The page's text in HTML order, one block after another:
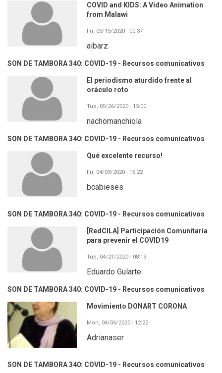
COVID and KIDS: A Video Animation
from Malawi
Fri, 05/15/2020 - 00:37
aibarz
SON DE TAMBORA 340: COVID-19 - Recursos comunicativos
El periodismo aturdido frente al
oráculo roto
Tue, 05/26/2020 - 15:00
nachomanchiola
SON DE TAMBORA 340: COVID-19 - Recursos comunicativos
Qué excelente recurso!
Fri, 04/03/2020 - 16:22
bcabieses
SON DE TAMBORA 340: COVID-19 - Recursos comunicativos
[RedCILA] Participación Comunitaria
para prevenir el COVID19
Tue, 04/21/2020 - 08:13
Eduardo Gularte
SON DE TAMBORA 340: COVID-19 - Recursos comunicativos
Movimiento DONART CORONA
Mon, 04/06/2020 - 12:22
Adrianaser
SON DE TAMBORA 340: COVID-19 - Recursos comunicativos